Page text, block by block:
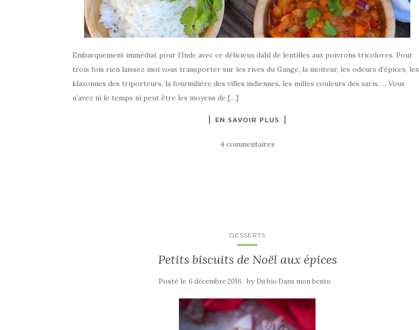
Embarquement immédiat pour l’Inde avec ce délicieux dahl de lentilles aux poivrons tricolores. Pour
trois fois rien laissez moi vous transporter sur les rives du Gange, la moiteur, les odeurs d’épices, les
klaxonnes des triporteurs, la fourmilière des villes indiennes, les milles couleurs des saris….. Vous
n’avez ni le temps ni peut être les moyens de […]
EN SAVOIR PLUS
4 commentaires
DESSERTS
Petits biscuits de Noël aux épices
Posté le6 décembre 2016 by Du bio Dans mon bento